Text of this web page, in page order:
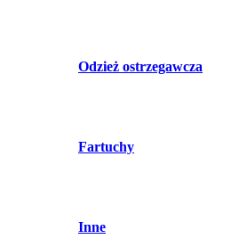
Odzież ostrzegawcza
Fartuchy
Inne